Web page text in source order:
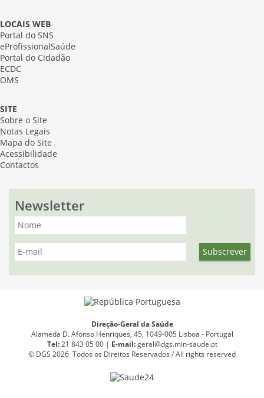
LOCAIS WEB
Portal do SNS
eProfissionalSaúde
Portal do Cidadão
ECDC
OMS
SITE
Sobre o Site
Notas Legais
Mapa do Site
Acessibilidade
Contactos
Newsletter
Direção-Geral da Saúde
Alameda D. Afonso Henriques, 45, 1049-005 Lisboa - Portugal
Tel:21 843 05 00 | E-mail: geral@dgs.min-saude.pt
© DGS 2026 Todos os Direitos Reservados / All rights reserved